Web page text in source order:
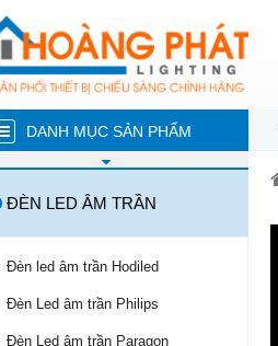
DANH MỤC SẢN PHẨM
ĐÈN NĂNG LƯỢNG MẶT TRỜI
ĐÈN LED TRÒN
ĐÈN LED ÂM TRẦN
Đèn led âm trần Hodiled
Đèn Led âm trần Philips
Đèn Led âm trần Paragon